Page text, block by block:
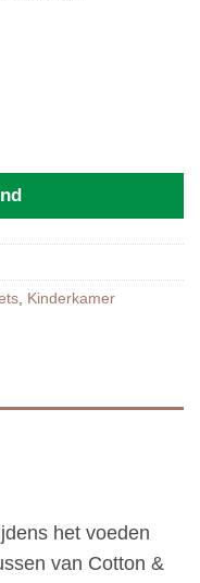
Croissant Bouncle
, Kinderkamer
het voeden
van Cotton &